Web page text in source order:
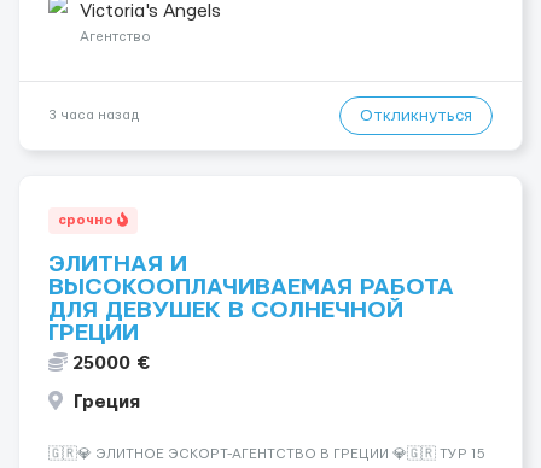
Опытная команда с годами практики — Стабильный поток
клиентов (без ...
Victoria's Angels
Агентство
3 часа назад Откликнуться
срочно
ЭЛИТНАЯ И
ВЫСОКООПЛАЧИВАЕМАЯ РАБОТА
ДЛЯ ДЕВУШЕК В СОЛНЕЧНОЙ
ГРЕЦИИ
25000 €
Греция
🇬🇷💎 ЭЛИТНОЕ ЭСКОРТ-АГЕНТСТВО В ГРЕЦИИ 💎🇬🇷 ТУР 15